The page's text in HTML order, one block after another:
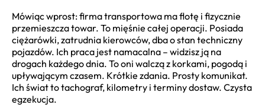
Mówiąc wprost: firma transportowa ma flotę i fizycznie
przemieszcza towar. To mięśnie całej operacji. Posiada
ciężarówki, zatrudnia kierowców, dba o stan techniczny
pojazdów. Ich praca jest namacalna – widzisz ją na
drogach każdego dnia. To oni walczą z korkami, pogodą i
upływającym czasem. Krótkie zdania. Prosty komunikat.
Ich świat to tachograf, kilometry i terminy dostaw. Czysta
egzekucja.